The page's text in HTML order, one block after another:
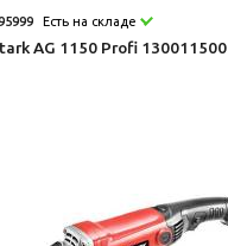
Есть на складе
AG 1150 Profi 130011500